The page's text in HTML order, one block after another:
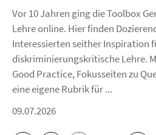
Vor 10 Jahren ging die Toolbox
Lehre online. Hier finden
Interessierten seither Inspiration
diskriminierungskritische Lehre.
Good Practice, Fokusseiten zu
eine eigene Rubrik für ...
09.07.2026